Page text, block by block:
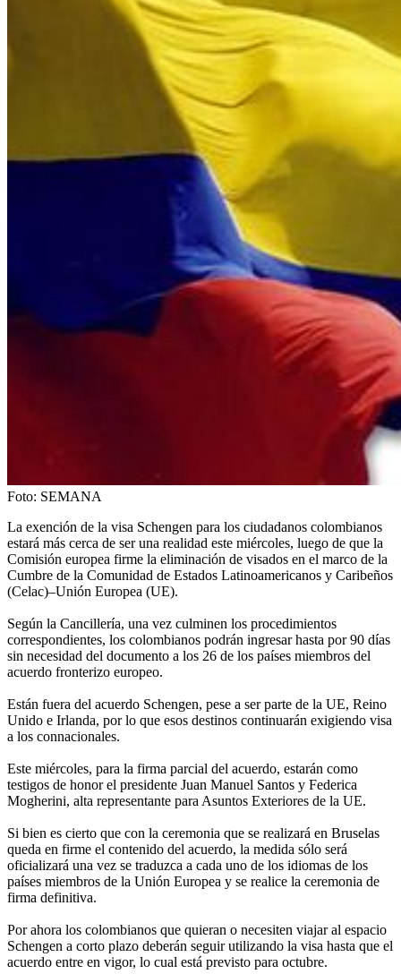
Foto: SEMANA
La exención de la visa Schengen para los ciudadanos colombianos
estará más cerca de ser una realidad este miércoles, luego de que la
Comisión europea firme la eliminación de visados en el marco de la
Cumbre de la Comunidad de Estados Latinoamericanos y Caribeños
(Celac)–Unión Europea (UE).
Según la Cancillería, una vez culminen los procedimientos
correspondientes, los colombianos podrán ingresar hasta por 90 días
sin necesidad del documento a los 26 de los países miembros del
acuerdo fronterizo europeo.
Están fuera del acuerdo Schengen, pese a ser parte de la UE, Reino
Unido e Irlanda, por lo que esos destinos continuarán exigiendo visa
a los connacionales.
Este miércoles, para la firma parcial del acuerdo, estarán como
testigos de honor el presidente Juan Manuel Santos y Federica
Mogherini, alta representante para Asuntos Exteriores de la UE.
Si bien es cierto que con la ceremonia que se realizará en Bruselas
queda en firme el contenido del acuerdo, la medida sólo será
oficializará una vez se traduzca a cada uno de los idiomas de los
países miembros de la Unión Europea y se realice la ceremonia de
firma definitiva.
Por ahora los colombianos que quieran o necesiten viajar al espacio
Schengen a corto plazo deberán seguir utilizando la visa hasta que el
acuerdo entre en vigor, lo cual está previsto para octubre.